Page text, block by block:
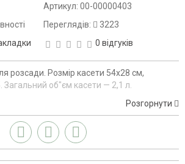
Артикул: 00-00000403
Переглядів:
3223
0 відгуків
розсади. Розмір касети 54х28 см,
Загальний об"єм касети — 2,1 л.
Розгорнути